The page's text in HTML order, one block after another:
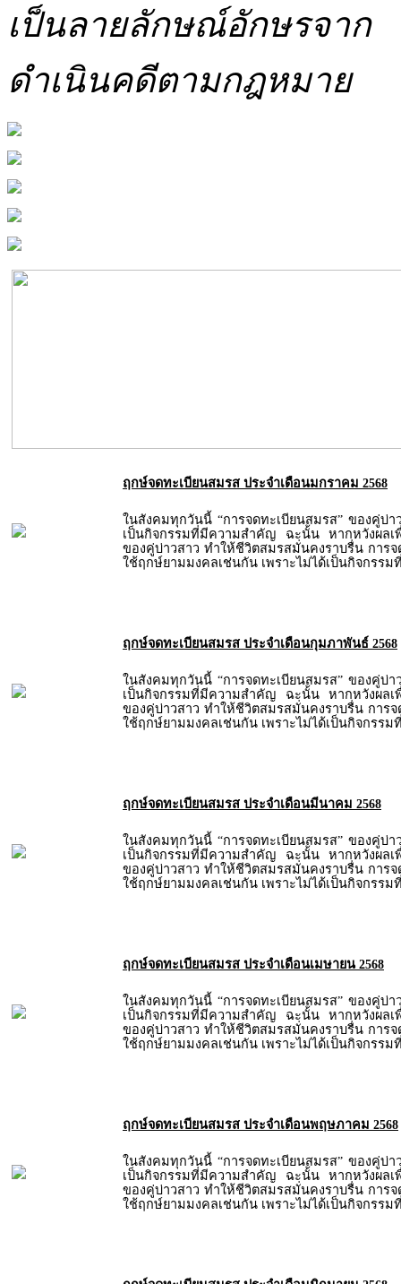
เป็นลายลักษณ์อักษรจาก
ดำเนินคดีตามกฎหมาย
ฤกษ์จดทะเบียนสมรส ประจำเดือนมกราคม 2568
ในสังคมทุกวันนี้ “การจดทะเบียนสมรส” ของคู่บ่า
เป็นกิจกรรมที่มีความสำคัญ ฉะนั้น หากหวังผลเพื่
ของคู่บ่าวสาว ทำให้ชีวิตสมรสมั่นคงราบรื่น การจ
ใช้ฤกษ์ยามมงคลเช่นกัน เพราะไม่ได้เป็นกิจกรรม
ฤกษ์จดทะเบียนสมรส ประจำเดือนกุมภาพันธ์ 2568
ในสังคมทุกวันนี้ “การจดทะเบียนสมรส” ของคู่บ่า
เป็นกิจกรรมที่มีความสำคัญ ฉะนั้น หากหวังผลเพื่
ของคู่บ่าวสาว ทำให้ชีวิตสมรสมั่นคงราบรื่น การจ
ใช้ฤกษ์ยามมงคลเช่นกัน เพราะไม่ได้เป็นกิจกรรม
ฤกษ์จดทะเบียนสมรส ประจำเดือนมีนาคม 2568
ในสังคมทุกวันนี้ “การจดทะเบียนสมรส” ของคู่บ่า
เป็นกิจกรรมที่มีความสำคัญ ฉะนั้น หากหวังผลเพื่
ของคู่บ่าวสาว ทำให้ชีวิตสมรสมั่นคงราบรื่น การจ
ใช้ฤกษ์ยามมงคลเช่นกัน เพราะไม่ได้เป็นกิจกรรม
ฤกษ์จดทะเบียนสมรส ประจำเดือนเมษายน 2568
ในสังคมทุกวันนี้ “การจดทะเบียนสมรส” ของคู่บ่า
เป็นกิจกรรมที่มีความสำคัญ ฉะนั้น หากหวังผลเพื่
ของคู่บ่าวสาว ทำให้ชีวิตสมรสมั่นคงราบรื่น การจ
ใช้ฤกษ์ยามมงคลเช่นกัน เพราะไม่ได้เป็นกิจกรรม
ฤกษ์จดทะเบียนสมรส ประจำเดือนพฤษภาคม 2568
ในสังคมทุกวันนี้ “การจดทะเบียนสมรส” ของคู่บ่า
เป็นกิจกรรมที่มีความสำคัญ ฉะนั้น หากหวังผลเพื่
ของคู่บ่าวสาว ทำให้ชีวิตสมรสมั่นคงราบรื่น การจ
ใช้ฤกษ์ยามมงคลเช่นกัน เพราะไม่ได้เป็นกิจกรรม